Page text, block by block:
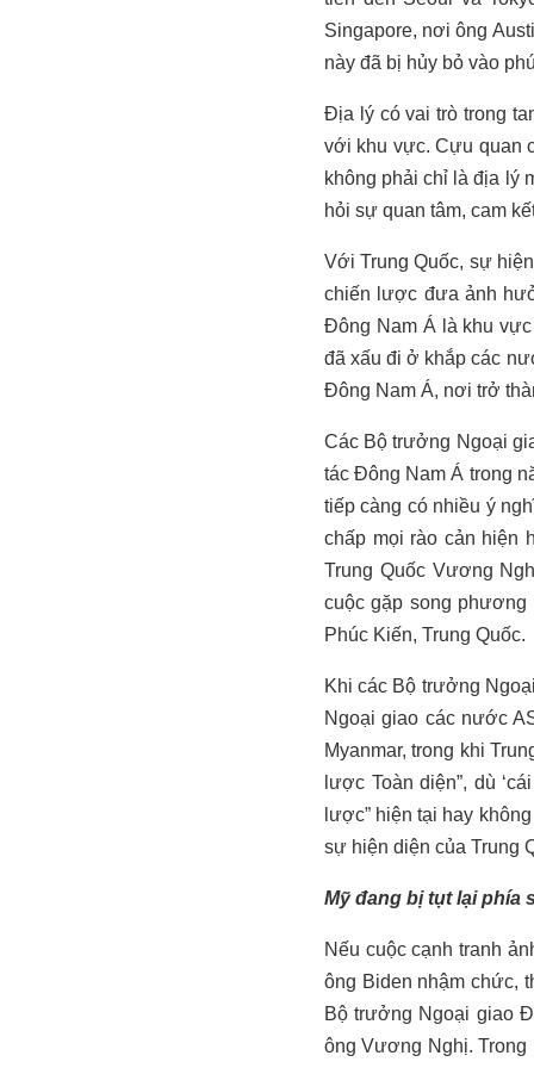
Singapore, nơi ông
này đã bị hủy bỏ vào
Địa lý có vai trò trong
với khu vực. Cựu quan
không phải chỉ là địa lý
hỏi sự quan tâm, cam
Với Trung Quốc, sự
chiến lược đưa ảnh
Đông Nam Á là khu
đã xấu đi ở khắp các
Đông Nam Á, nơi trở
Các Bộ trưởng Ngoại
tác Đông Nam Á trong
tiếp càng có nhiều ý
chấp mọi rào cản hiện
Trung Quốc Vương
cuộc gặp song
Phúc Kiến, Trung Quốc.
Khi các Bộ trưởng
Ngoại giao các nước
Myanmar, trong khi
lược Toàn diện”, dù
lược” hiện tại hay
sự hiện diện của Trung
Mỹ đang bị tụt lại phía
Nếu cuộc cạnh tranh
ông Biden nhậm chức,
Bộ trưởng Ngoại giao
ông Vương Nghị. Trong